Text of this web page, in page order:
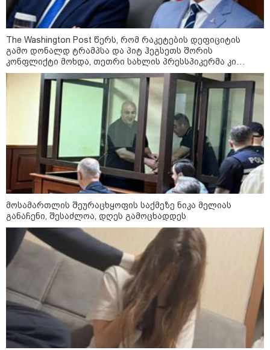
ცნობილია ასევე, რა მუხლით
დააკავეს ის
23:15 / 05-08-2026
გიგა ავალიანის საქმეზე
აკავებენ ანასტასია
ბერუაშვილსაც
22:20 / 05-08-2026
ადვოკატის ინფორმაციით, გიგა
ავალიანის საქმეზე ნია იმნაძეს
აკავებენ
21:27 / 05-08-2026
"სახელმწიფო ინტერესების
საზიანოდ უცხო ქვეყნიდან
მართულ და საქართველოდან
მხარდაჭერილ
დისკრედიტაციულ
საინფორმაციო კამპანიასთან
დაკავშირებით, საბოტაჟის
მუხლით გამოძიება დაიწყო" -
კატეგორიის ყველა სიახლე
The Washington Post წერს, რომ რაკეტების დეფიციტის
გამო დონალდ ტრამპსა და პიტ ჰეგსეთს შორის
კონფლიქტი მოხდა, თეთრი სახლის პრესსპიკერმა კი
აღნიშნულ ინფორმაციას „100%-ით ფეიკ ნიუსი“ უწოდა
მოსამართლის შეურაცხყოფის საქმეზე ნიკა მელიას
განაჩენი, შესაძლოა, დღეს გამოცხადდეს